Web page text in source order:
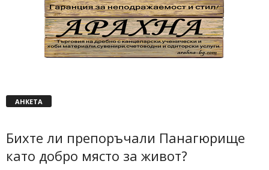
АНКЕТА
Бихте ли препоръчали Панагюрище
като добро място за живот?